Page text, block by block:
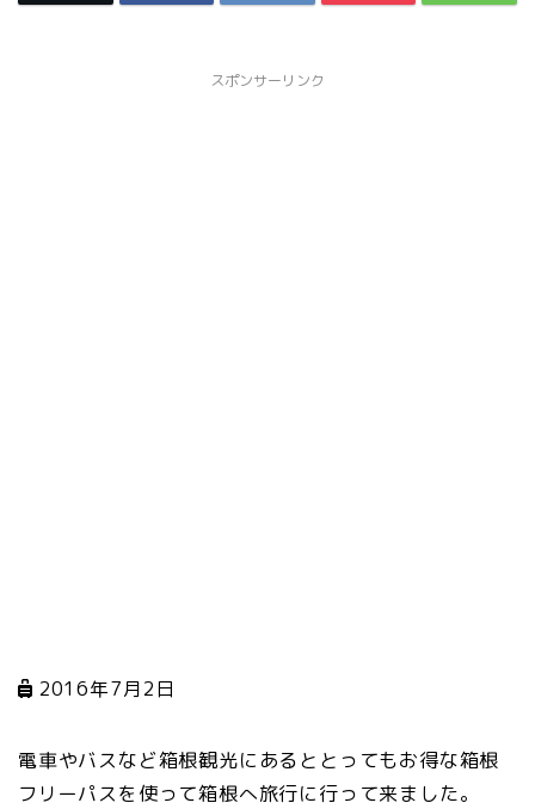
スポンサーリンク
2016年7月2日
電車やバスなど箱根観光にあるととってもお得な箱根
フリーパスを使って箱根へ旅行に行って来ました。